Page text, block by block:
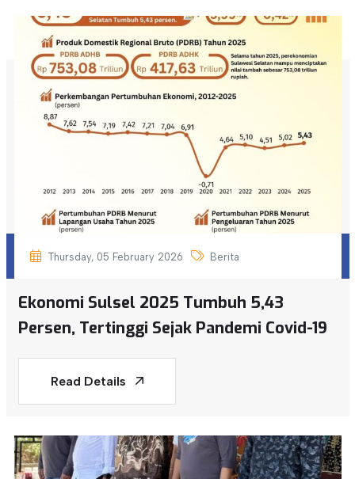
Thursday, 05 February 2026 Berita
Ekonomi Sulsel 2025 Tumbuh 5,43
Persen, Tertinggi Sejak Pandemi Covid-19
Read Details